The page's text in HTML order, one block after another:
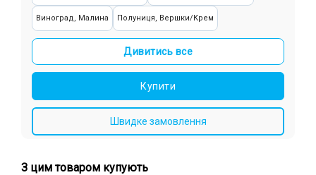
Виноград, Малина Полуниця, Вершки/Крем
Кавун, Вишня/Черешня, Яблуко
Дивитись все
Купити
Швидке замовлення
З цим товаром купують